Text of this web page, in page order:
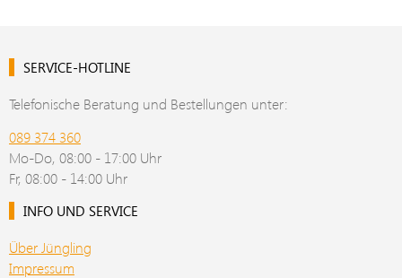
SERVICE-HOTLINE
Telefonische Beratung und Bestellungen unter:
089 374 360
Mo-Do, 08:00 - 17:00 Uhr
Fr, 08:00 - 14:00 Uhr
INFO UND SERVICE
Über Jüngling
Impressum